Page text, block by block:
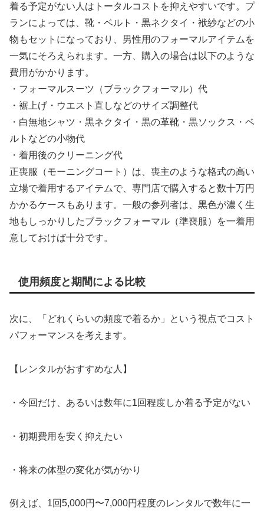
着る予定がない人はトータルコストを抑えやすいです。プ
ランによっては、靴・ベルト・黒ネクタイ・袱紗などの小
物もセットになっており、男性用のフォーマルアイテムを
一気にそろえられます。一方、購入の場合は以下のような
費用がかかります。
・フォーマルスーツ（ブラックフォーマル）代
・裾上げ・ウエスト直しなどのサイズ調整代
・白無地シャツ・黒ネクタイ・黒の革靴・黒ソックス・ベ
ルトなどの小物代
・着用後のクリーニング代
正喪服（モーニングコート）は、喪主のような格式の高い
立場で着用するアイテムで、専門店で購入すると数十万円
かかるケースもあります。一般の参列者は、黒色が濃く生
地もしっかりしたブラックフォーマル（準喪服）を一着用
意しておけば十分です。
使用頻度と期間による比較
次に、「どれくらいの頻度で着るか」という視点でコスト
パフォーマンスを考えます。
【レンタルがおすすめな人】
・今回だけ、あるいは数年に1回程度しか着る予定がない
・初期費用を安く抑えたい
・将来の体型の変化が気がかり
例えば、1回5,000円〜7,000円程度のレンタルで数年に一